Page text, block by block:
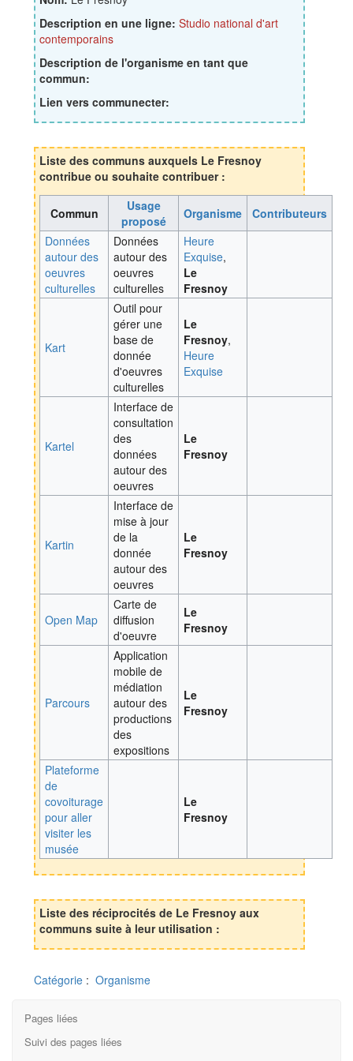
Description en une ligne: Studio national d'art
contemporains
Description de l'organisme en tant que
commun:
Lien vers communecter:
Liste des communs auxquels Le Fresnoy
contribue ou souhaite contribuer :
Commun
Usage
proposé
Organisme
Contributeurs
Données
autour des
oeuvres
culturelles
Données
autour des
oeuvres
culturelles
Heure
Exquise,
Le
Fresnoy
Kart
Outil pour
gérer une
base de
donnée
d'oeuvres
culturelles
Le
Fresnoy,
Heure
Exquise
Kartel
Interface de
consultation
des
données
autour des
oeuvres
Le
Fresnoy
Kartin
Interface de
mise à jour
de la
donnée
autour des
oeuvres
Le
Fresnoy
Open Map
Carte de
diffusion
d'oeuvre
Le
Fresnoy
Parcours
Application
mobile de
médiation
autour des
productions
des
expositions
Le
Fresnoy
Plateforme
de
covoiturage
pour aller
visiter les
musée
Le
Fresnoy
Liste des réciprocités de Le Fresnoy aux
communs suite à leur utilisation :
Catégorie : Organisme
Pages liées
Suivi des pages liées